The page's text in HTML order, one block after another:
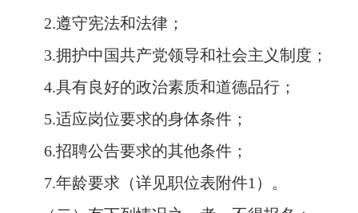
2.遵守宪法和法律；
3.拥护中国共产党领导和社会主义制度；
4.具有良好的政治素质和道德品行；
5.适应岗位要求的身体条件；
6.招聘公告要求的其他条件；
7.年龄要求（详见职位表附件1）。